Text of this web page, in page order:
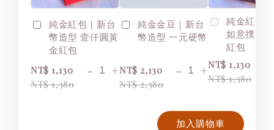
純金紅包｜新台
幣造型 壹仟圓黃
金紅包
NT$ 1,130
NT$ 1,380
- +
純金金豆｜新台
幣造型 一元硬幣
NT$ 2,130
NT$ 2,380
- +
純金紅包
如意撲克
紅包
NT$ 1,130
NT$ 1,380
加入購物車